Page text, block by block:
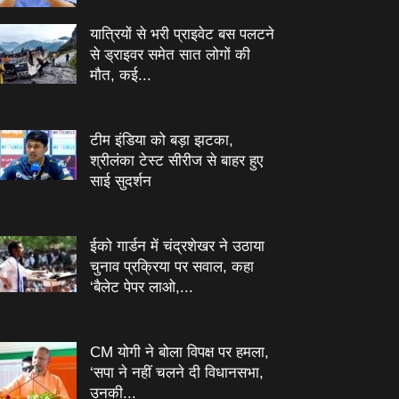
यात्रियों से भरी प्राइवेट बस पलटने
से ड्राइवर समेत सात लोगों की
मौत, कई...
टीम इंडिया को बड़ा झटका,
श्रीलंका टेस्ट सीरीज से बाहर हुए
साई सुदर्शन
ईको गार्डन में चंद्रशेखर ने उठाया
चुनाव प्रक्रिया पर सवाल, कहा
‘बैलेट पेपर लाओ,...
CM योगी ने बोला विपक्ष पर हमला,
‘सपा ने नहीं चलने दी विधानसभा,
उनकी...